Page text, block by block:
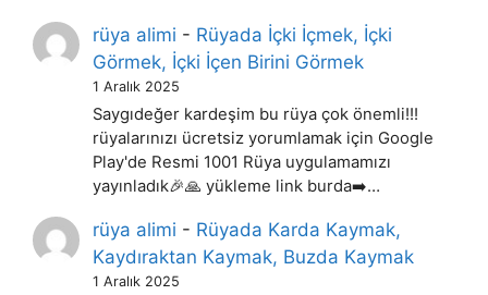
rüya alimi - Rüyada İçki İçmek, İçki
Görmek, İçki İçen Birini Görmek
1 Aralık 2025
Saygıdeğer kardeşim bu rüya çok önemli!!!
rüyalarınızı ücretsiz yorumlamak için Google
Play'de Resmi 1001 Rüya uygulamamızı
yayınladık🎉🙏 yükleme link burda➡️…
rüya alimi - Rüyada Karda Kaymak,
Kaydıraktan Kaymak, Buzda Kaymak
1 Aralık 2025